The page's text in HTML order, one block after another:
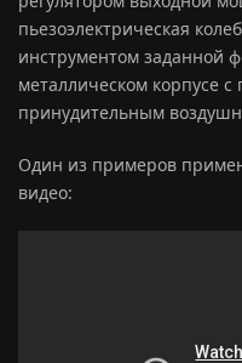
пьезоэлектрическая
инструментом заданной
металлическом корпусе с
принудительным
Один из примеров
видео: